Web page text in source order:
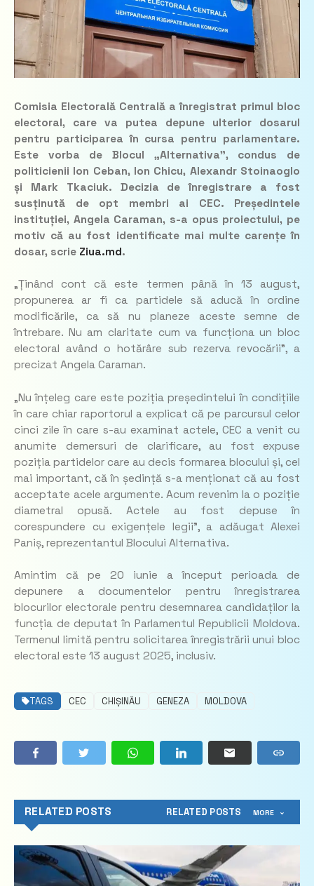
Comisia Electorală Centrală a înregistrat primul bloc
electoral, care va putea depune ulterior dosarul
pentru participarea în cursa pentru parlamentare.
Este vorba de Blocul „Alternativa”, condus de
politicienii Ion Ceban, Ion Chicu, Alexandr Stoinaoglo
și Mark Tkaciuk. Decizia de înregistrare a fost
susținută de opt membri ai CEC. Președintele
instituției, Angela Caraman, s-a opus proiectului, pe
motiv că au fost identificate mai multe carențe în
dosar, scrie Ziua.md.
„Ținând cont că este termen până în 13 august,
propunerea ar fi ca partidele să aducă în ordine
modificările, ca să nu planeze aceste semne de
întrebare. Nu am claritate cum va funcționa un bloc
electoral având o hotărâre sub rezerva revocării”, a
precizat Angela Caraman.
„Nu înțeleg care este poziția președintelui în condițiile
în care chiar raportorul a explicat că pe parcursul celor
cinci zile în care s-au examinat actele, CEC a venit cu
anumite demersuri de clarificare, au fost expuse
poziția partidelor care au decis formarea blocului și, cel
mai important, că în ședință s-a menționat că au fost
acceptate acele argumente. Acum revenim la o poziție
diametral opusă. Actele au fost depuse în
corespundere cu exigențele legii”, a adăugat Alexei
Paniș, reprezentantul Blocului Alternativa.
Amintim că pe 20 iunie a început perioada de
depunere a documentelor pentru înregistrarea
blocurilor electorale pentru desemnarea candidaților la
funcția de deputat în Parlamentul Republicii Moldova.
Termenul limită pentru solicitarea înregistrării unui bloc
electoral este 13 august 2025, inclusiv.
TAGS CEC CHIȘINĂU GENEZA MOLDOVA
RELATED POSTS RELATED POSTS MORE